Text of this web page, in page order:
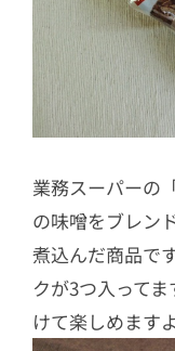
業務スーパーの
の味噌をブレン
煮込んだ商品で
クが3つ入って
けて楽しめます